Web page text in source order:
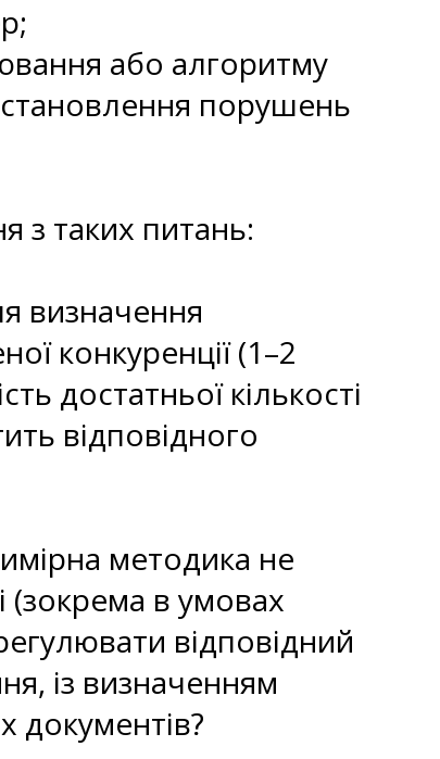
або алгоритму
порушень
з таких питань:
визначення
конкуренції (1–2
достатньої кількості
відповідного
методика не
(зокрема в умовах
відповідний
із визначенням
документів?